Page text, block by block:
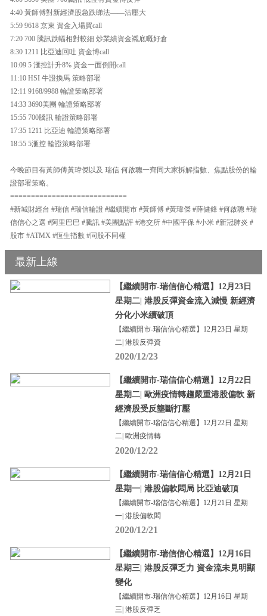
4:40 黃師傅對新經濟股急跌睇法——沽壓大
5:59 9618 京東 資金入場買call
7:20 700 騰訊跌幅相對較細 炒業績資金襯底嘅好倉
8:30 1211 比亞迪回吐 資金博call
10:09 5 滙控計升8% 資金一面倒開call
11:10 HSI 牛證換馬 策略部署
12:11 9168/9988 輪證策略部署
14:33 3690美團 輪證策略部署
15:55 700騰訊 輪證策略部署
17:35 1211 比亞迪 輪證策略部署
18:55 5滙控 輪證策略部署
今晚節目有黃師傅黃瑋傑以及 瑞信 何啟聰一齊同大家拆解指數、焦點股份的輪
證部署策略。
============================
#新城財經台 #瑞信 #瑞信輪證 #繼續開市 #黃師傅 #黃瑋傑 #薛健鋒 #何啟聰 #瑞
信信心之選 #阿里巴巴 #騰訊 #美團點評 #港交所 #中國平保 #小米 #新冠肺炎 #
股市 #ATMX #恆生指數 #同股不同權
最新上線
【繼續開市-瑞信信心精選】12月23日
星期二| 港股反彈資金流入減慢 新經濟
分化小米續破頂
【繼續開市-瑞信信心精選】12月23日 星期
二| 港股反彈資
2020/12/23
【繼續開市-瑞信信心精選】12月22日
星期二| 歐洲疫情轉趨嚴重港股偏軟 新
經濟股受反壟斷打壓
【繼續開市-瑞信信心精選】12月22日 星期
二| 歐洲疫情轉
2020/12/22
【繼續開市-瑞信信心精選】12月21日
星期一| 港股偏軟悶局 比亞迪破頂
【繼續開市-瑞信信心精選】12月21日 星期
一| 港股偏軟悶
2020/12/21
【繼續開市-瑞信信心精選】12月16日
星期三| 港股反彈乏力 資金流未見明顯
變化
【繼續開市-瑞信信心精選】12月16日 星期
三| 港股反彈乏